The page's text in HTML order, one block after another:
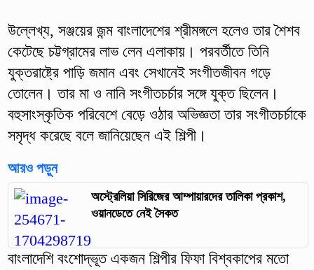
উল্লেখ্য, সঞ্জয়ের জন্ম বাংলাদেশের শ্রীমঙ্গলে হলেও তার শৈশব
কেটেছে চট্টগ্রামের লাভ লেন এলাকায়। পরবর্তীতে তিনি
যুক্তরাষ্ট্রে পাড়ি জমান এবং সেখানেই সংগীতজীবন গড়ে
তোলেন। তার মা ও নানি সংগীতচর্চার সঙ্গে যুক্ত ছিলেন।
বহুসাংস্কৃতিক পরিবেশে বেড়ে ওঠার অভিজ্ঞতা তার সংগীতচর্চাকে
সমৃদ্ধ করেছে বলে জানিয়েছেন এই শিল্পী।
আরও পড়ুন
অস্ট্রেলিয়া সিরিজের আম্পায়ারদের তালিকা প্রকাশ,
ওয়ানডেতে নেই সৈকত
বাংলাদেশি বংশোদ্ভূত একজন শিল্পীর ফিফা বিশ্বকাপের মতো